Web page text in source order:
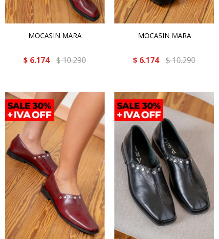
MOCASIN MARA
$ 6.174 $10.290
MOCASIN MARA
$ 6.174 $10.290